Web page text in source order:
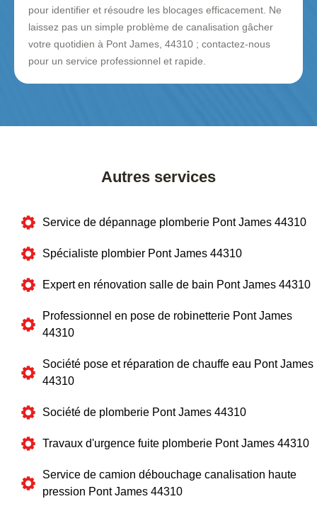
pour identifier et résoudre les blocages efficacement. Ne
laissez pas un simple problème de canalisation gâcher
votre quotidien à Pont James, 44310 ; contactez-nous
pour un service professionnel et rapide.
Autres services
Service de dépannage plomberie Pont James 44310
Spécialiste plombier Pont James 44310
Expert en rénovation salle de bain Pont James 44310
Professionnel en pose de robinetterie Pont James
44310
Société pose et réparation de chauffe eau Pont James
44310
Société de plomberie Pont James 44310
Travaux d'urgence fuite plomberie Pont James 44310
Service de camion débouchage canalisation haute
pression Pont James 44310